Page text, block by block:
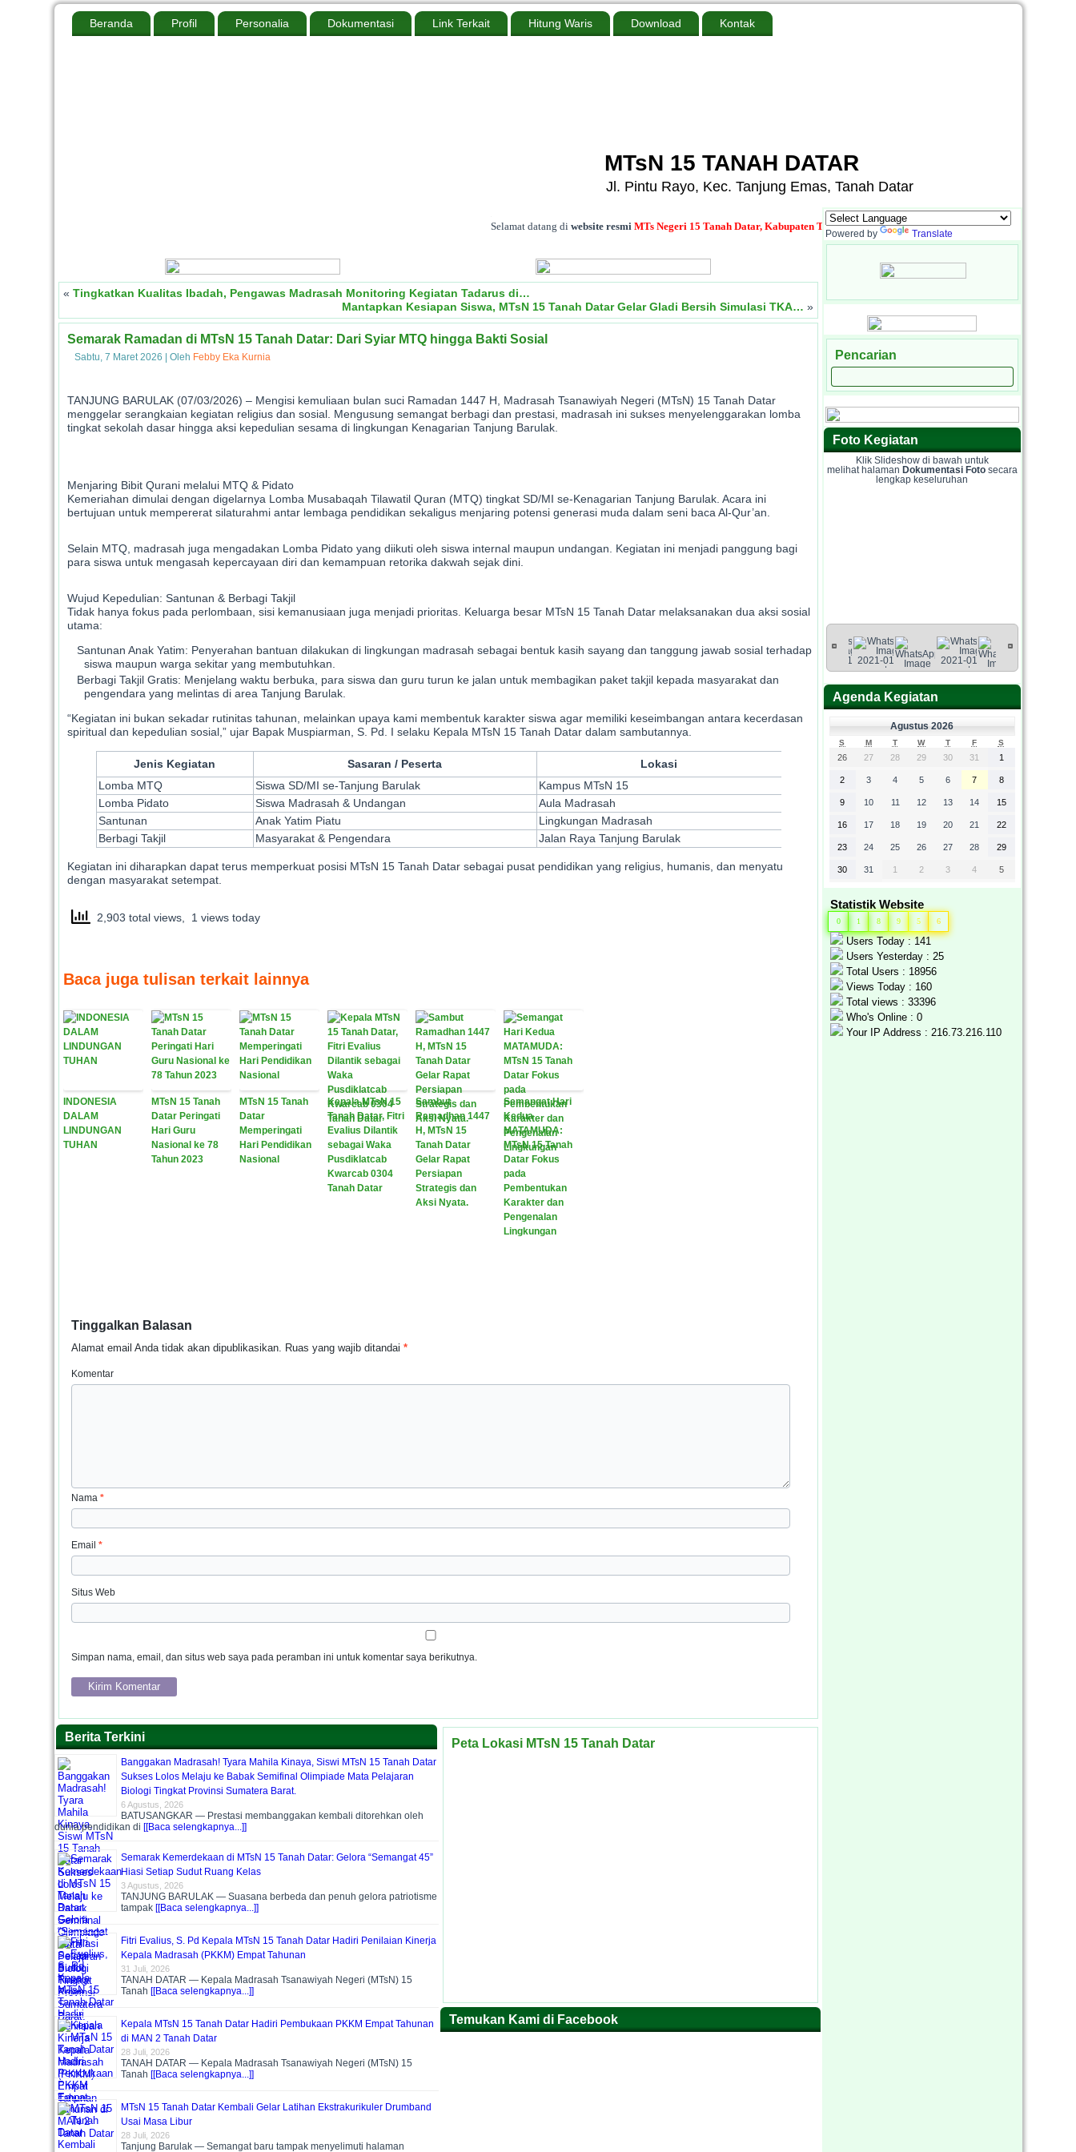
MTsN 15 TANAH DATAR
Jl. Pintu Rayo, Kec. Tanjung Emas, Tanah Datar
Beranda Profil Personalia Dokumentasi Link Terkait Hitung Waris Download Kontak
Selamat datang diwebsite resmi MTs Negeri 15 Tanah Datar, Kabupaten Tanah Datar, Provinsi Sumatera Barat Media Informasi dan
« Tingkatkan Kualitas Ibadah, Pengawas Madrasah Monitoring Kegiatan Tadarus di…
Mantapkan Kesiapan Siswa, MTsN 15 Tanah Datar Gelar Gladi Bersih Simulasi TKA… »
Semarak Ramadan di MTsN 15 Tanah Datar: Dari Syiar MTQ hingga Bakti Sosial
Sabtu, 7 Maret 2026 Oleh Febby Eka Kurnia
TANJUNG BARULAK (07/03/2026) – Mengisi kemuliaan bulan suci Ramadan 1447 H, Madrasah Tsanawiyah Negeri (MTsN) 15 Tanah Datar
menggelar serangkaian kegiatan religius dan sosial. Mengusung semangat berbagi dan prestasi, madrasah ini sukses menyelenggarakan lomba
tingkat sekolah dasar hingga aksi kepedulian sesama di lingkungan Kenagarian Tanjung Barulak.
Menjaring Bibit Qurani melalui MTQ & Pidato
Kemeriahan dimulai dengan digelarnya Lomba Musabaqah Tilawatil Quran (MTQ) tingkat SD/MI se-Kenagarian Tanjung Barulak. Acara ini
bertujuan untuk mempererat silaturahmi antar lembaga pendidikan sekaligus menjaring potensi generasi muda dalam seni baca Al-Qur’an.
Selain MTQ, madrasah juga mengadakan Lomba Pidato yang diikuti oleh siswa internal maupun undangan. Kegiatan ini menjadi panggung bagi
para siswa untuk mengasah kepercayaan diri dan kemampuan retorika dakwah sejak dini.
Wujud Kepedulian: Santunan & Berbagi Takjil
Tidak hanya fokus pada perlombaan, sisi kemanusiaan juga menjadi prioritas. Keluarga besar MTsN 15 Tanah Datar melaksanakan dua aksi sosial
utama:
Santunan Anak Yatim: Penyerahan bantuan dilakukan di lingkungan madrasah sebagai bentuk kasih sayang dan tanggung jawab sosial terhadap
siswa maupun warga sekitar yang membutuhkan.
Berbagi Takjil Gratis: Menjelang waktu berbuka, para siswa dan guru turun ke jalan untuk membagikan paket takjil kepada masyarakat dan
pengendara yang melintas di area Tanjung Barulak.
“Kegiatan ini bukan sekadar rutinitas tahunan, melainkan upaya kami membentuk karakter siswa agar memiliki keseimbangan antara kecerdasan
spiritual dan kepedulian sosial,” ujar Bapak Muspiarman, S. Pd. I selaku Kepala MTsN 15 Tanah Datar dalam sambutannya.
Jenis Kegiatan Sasaran / Peserta
Lokasi
Lomba MTQ
Siswa SD/MI se-Tanjung Barulak
Kampus MTsN 15
Lomba Pidato
Siswa Madrasah & Undangan
Aula Madrasah
Santunan
Anak Yatim Piatu
Lingkungan Madrasah
Berbagi Takjil
Masyarakat & Pengendara Jalan Raya Tanjung Barulak
Kegiatan ini diharapkan dapat terus memperkuat posisi MTsN 15 Tanah Datar sebagai pusat pendidikan yang religius, humanis, dan menyatu
dengan masyarakat setempat.
2,903 total views, 1 views today
Baca juga tulisan terkait lainnya
INDONESIA
DALAM
LINDUNGAN
TUHAN
MTsN 15 Tanah
Datar Peringati
Hari Guru
Nasional ke 78
Tahun 2023
MTsN 15 Tanah
Datar
Memperingati
Hari Pendidikan
Nasional
Kepala MTsN 15
Tanah Datar, Fitri
Evalius Dilantik
sebagai Waka
Pusdiklatcab
Kwarcab 0304
Tanah Datar
Sambut
Ramadhan 1447
H, MTsN 15
Tanah Datar
Gelar Rapat
Persiapan
Strategis dan
Aksi Nyata.
Semangat Hari
Kedua
MATAMUDA:
MTsN 15 Tanah
Datar Fokus
pada
Pembentukan
Karakter dan
Pengenalan
Lingkungan
Tinggalkan Balasan
Alamat email Anda tidak akan dipublikasikan. Ruas yang wajib ditandai *
Komentar
Nama *
Email *
Situs Web
Simpan nama, email, dan situs web saya pada peramban ini untuk komentar saya berikutnya.
Berita Terkini
Banggakan Madrasah! Tyara Mahila Kinaya, Siswi MTsN 15 Tanah Datar
Sukses Lolos Melaju ke Babak Semifinal Olimpiade Mata Pelajaran
Biologi Tingkat Provinsi Sumatera Barat.
6 Agustus, 2026
BATUSANGKAR — Prestasi membanggakan kembali ditorehkan oleh
dunia pendidikan di [[Baca selengkapnya...]]
Semarak Kemerdekaan di MTsN 15 Tanah Datar: Gelora “Semangat 45”
Hiasi Setiap Sudut Ruang Kelas
3 Agustus, 2026
TANJUNG BARULAK — Suasana berbeda dan penuh gelora patriotisme
tampak [[Baca selengkapnya...]]
Fitri Evalius, S. Pd Kepala MTsN 15 Tanah Datar Hadiri Penilaian Kinerja
Kepala Madrasah (PKKM) Empat Tahunan
31 Juli, 2026
TANAH DATAR — Kepala Madrasah Tsanawiyah Negeri (MTsN) 15
Tanah [[Baca selengkapnya...]]
Kepala MTsN 15 Tanah Datar Hadiri Pembukaan PKKM Empat Tahunan
di MAN 2 Tanah Datar
28 Juli, 2026
TANAH DATAR — Kepala Madrasah Tsanawiyah Negeri (MTsN) 15
Tanah [[Baca selengkapnya...]]
MTsN 15 Tanah Datar Kembali Gelar Latihan Ekstrakurikuler Drumband
Usai Masa Libur
28 Juli, 2026
Tanjung Barulak — Semangat baru tampak menyelimuti halaman
Peta Lokasi MTsN 15 Tanah Datar
Temukan Kami di Facebook
Powered by Translate
Pencarian
Foto Kegiatan
Klik Slideshow di bawah untuk
melihat halaman Dokumentasi Fotosecara
lengkap keseluruhan
Agenda Kegiatan
Agustus 2026
S M T W T F S
26 27 28 29 30 31 1
2 3 4 5 6 7 8
9 10 11 12 13 14 15
16 17 18 19 20 21 22
23 24 25 26 27 28 29
30 31 1 2 3 4 5
Statistik Website
0 1 8 9 5 6
Users Today : 141
Users Yesterday : 25
Total Users : 18956
Views Today : 160
Total views : 33396
Who's Online : 0
Your IP Address : 216.73.216.110